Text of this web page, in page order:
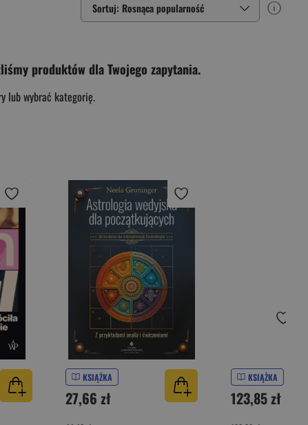
Sortuj: Rosnąca popularność
produktów dla Twojego zapytania.
lub wybrać kategorię.
KSIĄŻKA
27,66 zł
KSIĄŻKA
123,85 zł